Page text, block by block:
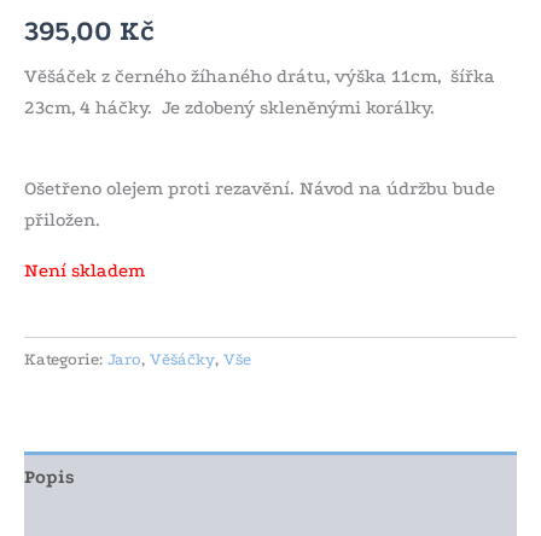
395,00 Kč
Věšáček z černého žíhaného drátu, výška 11cm, šířka
23cm, 4 háčky. Je zdobený skleněnými korálky.
Ošetřeno olejem proti rezavění. Návod na údržbu bude
přiložen.
Není skladem
Kategorie: Jaro, Věšáčky, Vše
Popis